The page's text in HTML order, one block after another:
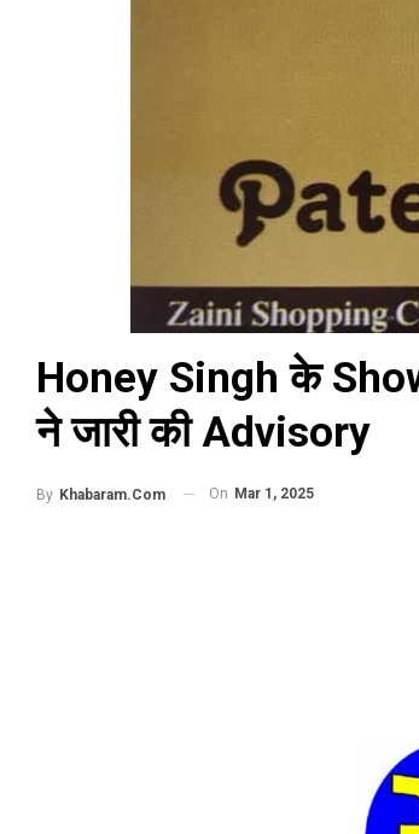
Honey Singh के
ने जारी की Advisory
By Khabaram.Com On Mar 1, 2025